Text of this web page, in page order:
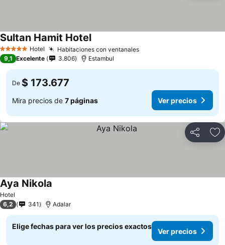
5 Estrellas Hotel Habitaciones con ventanales
Sultan Hamit Hotel
9,1 Excelente 3.806 Estambul
De $ 173.677
Mira precios de 7 páginas Ver precios
Compartir
Hotel
Aya Nikola
6,2 341 Adalar
Elige fechas para ver los precios exactos
Ver precios